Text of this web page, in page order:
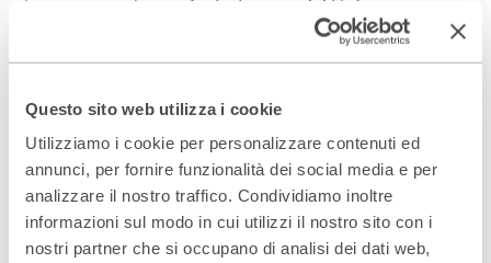
Questo sito web utilizza i cookie
Utilizziamo i cookie per personalizzare contenuti ed
annunci, per fornire funzionalità dei social media e per
analizzare il nostro traffico. Condividiamo inoltre
informazioni sul modo in cui utilizzi il nostro sito con i
nostri partner che si occupano di analisi dei dati web,